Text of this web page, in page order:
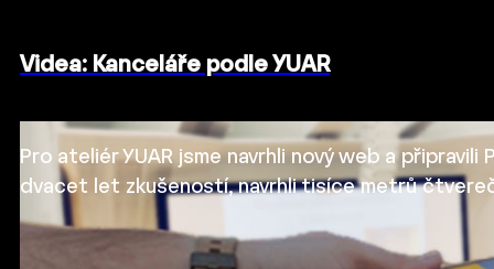
Videa: Kanceláře podle YUAR
Pro ateliér YUAR jsme navrhli nový web a připravili
dvacet let zkušeností, navrhli tisíce metrů